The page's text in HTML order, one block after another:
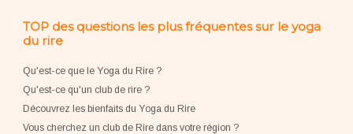
TOP des questions les plus fréquentes sur le yoga
du rire
Qu'est-ce que le Yoga du Rire ?
Qu'est-ce qu'un club de rire ?
Découvrez les bienfaits du Yoga du Rire
Vous cherchez un club de Rire dans votre région ?